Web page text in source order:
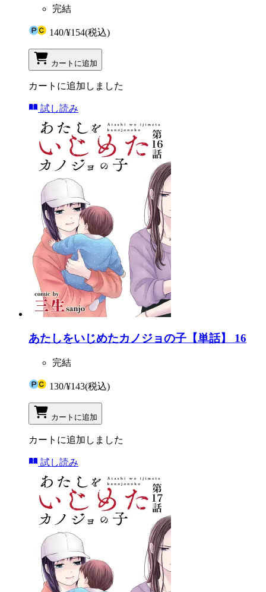
完結
140/¥154(税込)
カートに追加
カートに追加しました
試し読み
あたしをいじめたカノジョの子【単話】 16
完結
130/¥143(税込)
カートに追加
カートに追加しました
試し読み